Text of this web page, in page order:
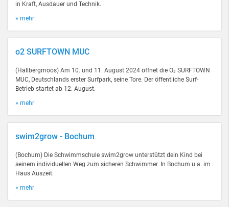
in Kraft, Ausdauer und Technik.
» mehr
o2 SURFTOWN MUC
(Hallbergmoos) Am 10. und 11. August 2024 öffnet die O₂ SURFTOWN
MUC, Deutschlands erster Surfpark, seine Tore. Der öffentliche Surf-
Betrieb startet ab 12. August.
» mehr
swim2grow - Bochum
(Bochum) Die Schwimmschule swim2grow unterstützt dein Kind bei
seinem individuellen Weg zum sicheren Schwimmer. In Bochum u.a. im
Haus Auszeit.
» mehr